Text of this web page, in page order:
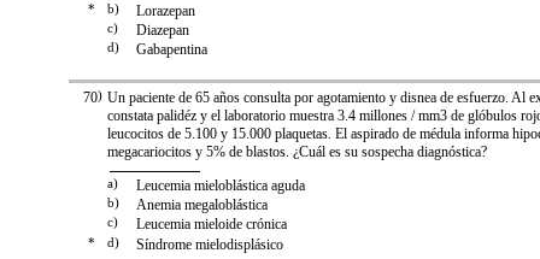
* b) Lorazepan
c) Diazepan
d) Gabapentina
)
70 Un paciente de 65 años consulta por agotamiento y disnea de esfuerzo. Al
constata palidéz y el laboratorio muestra 3.4 millones / mm3 de glóbulos
leucocitos de 5.100 y 15.000 plaquetas. El aspirado de médula informa
megacariocitos y 5% de blastos. ¿Cuál es su sospecha diagnóstica?
a) Leucemia mieloblástica aguda
b) Anemia megaloblástica
c) Leucemia mieloide crónica
* d) Síndrome mielodisplásico